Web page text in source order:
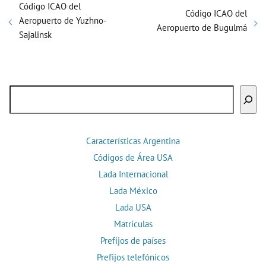
Código ICAO del
Aeropuerto de Yuzhno-
Sajalinsk
Código ICAO del
Aeropuerto de Bugulmá
Características Argentina
Códigos de Área USA
Lada Internacional
Lada México
Lada USA
Matrículas
Prefijos de países
Prefijos telefónicos